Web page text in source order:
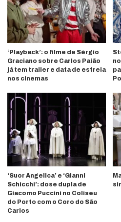
‘Playback’: o filme de Sérgio
Graciano sobre Carlos Paião
já tem trailer e data de estreia
nos cinemas
‘Suor Angelica’ e ‘Gianni
Schicchi’: dose dupla de
Giacomo Puccini no Coliseu
do Porto com o Coro do São
Carlos